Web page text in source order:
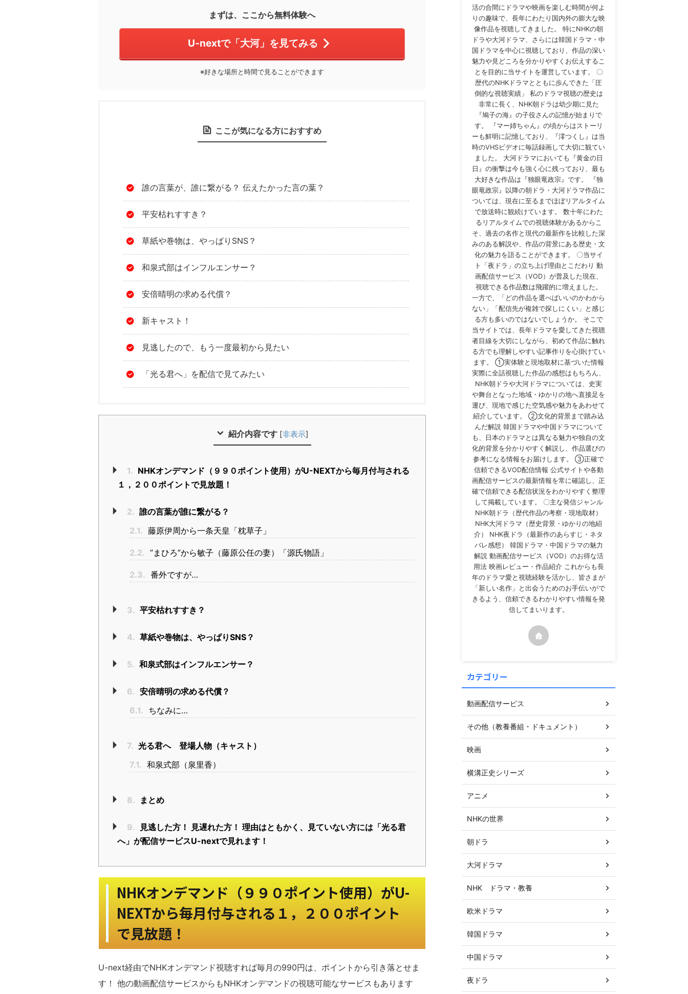
まずは、ここから無料体験へ
U-nextで「大河」を見てみる
※好きな場所と時間で見ることができます
ここが気になる方におすすめ
誰の言葉が、誰に繋がる？ 伝えたかった言の葉？
平安枯れすすき？
草紙や巻物は、やっぱりSNS？
和泉式部はインフルエンサー？
安倍晴明の求める代償？
新キャスト！
見逃したので、もう一度最初から見たい
「光る君へ」を配信で見てみたい
紹介内容です [非表示]
1. NHKオンデマンド（９９０ポイント使用）がU-NEXTから毎月付与される
１，２００ポイントで見放題！
2. 誰の言葉が誰に繋がる？
2.1. 藤原伊周から一条天皇「枕草子」
2.2. ”まひろ”から敏子（藤原公任の妻）「源氏物語」
2.3. 番外ですが…
3. 平安枯れすすき？
4. 草紙や巻物は、やっぱりSNS？
5. 和泉式部はインフルエンサー？
6. 安倍晴明の求める代償？
6.1. ちなみに…
7. 光る君へ 登場人物（キャスト）
7.1. 和泉式部（泉里香）
8. まとめ
9.
見逃した方！ 見遅れた方！ 理由はともかく、見ていない方には「光る君
へ」が配信サービスU-nextで見れます！
NHKオンデマンド（９９０ポイント使用）がU-
NEXTから毎月付与される１，２００ポイント
で見放題！
U-next経由でNHKオンデマンド視聴すれば毎月の990円は、ポイントから引き落とせま
す！ 他の動画配信サービスからもNHKオンデマンドの視聴可能なサービスもあります
活の合間にドラマや映画を楽しむ時間が何よ
りの趣味で、長年にわたり国内外の膨大な映
像作品を視聴してきました。 特にNHKの朝
ドラや大河ドラマ、さらには韓国ドラマ・中
国ドラマを中心に視聴しており、作品の深い
魅力や見どころを分かりやすくお伝えするこ
とを目的に当サイトを運営しています。 〇
歴代のNHKドラマとともに歩んできた「圧
倒的な視聴実績」 私のドラマ視聴の歴史は
非常に長く、NHK朝ドラは幼少期に見た
『鳩子の海』の子役さんの記憶が始まりで
す。 『マー姉ちゃん』の頃からはストーリ
ーも鮮明に記憶しており、『澪つくし』は当
時のVHSビデオに毎話録画して大切に観てい
ました。 大河ドラマにおいても『黄金の日
日』の衝撃は今も強く心に残っており、最も
大好きな作品は『独眼竜政宗』です。 『独
眼竜政宗』以降の朝ドラ・大河ドラマ作品に
ついては、現在に至るまでほぼリアルタイム
で放送時に観続けています。 数十年にわた
るリアルタイムでの視聴体験があるからこ
そ、過去の名作と現代の最新作を比較した深
みのある解説や、作品の背景にある歴史・文
化の魅力を語ることができます。 〇当サイ
ト「夜ドラ」の立ち上げ理由とこだわり 動
画配信サービス（VOD）が普及した現在、
視聴できる作品数は飛躍的に増えました。
一方で、「どの作品を選べばいいのかわから
ない」「配信先が複雑で探しにくい」と感じ
る方も多いのではないでしょうか。 そこで
当サイトでは、長年ドラマを愛してきた視聴
者目線を大切にしながら、初めて作品に触れ
る方でも理解しやすい記事作りを心掛けてい
ます。 ①実体験と現地取材に基づいた情報
実際に全話視聴した作品の感想はもちろん、
NHK朝ドラや大河ドラマについては、史実
や舞台となった地域・ゆかりの地へ直接足を
運び、現地で感じた空気感や魅力をあわせて
紹介しています。 ②文化的背景まで踏み込
んだ解説 韓国ドラマや中国ドラマについて
も、日本のドラマとは異なる魅力や独自の文
化的背景を分かりやすく解説し、作品選びの
参考になる情報をお届けします。 ③正確で
信頼できるVOD配信情報 公式サイトや各動
画配信サービスの最新情報を常に確認し、正
確で信頼できる配信状況をわかりやすく整理
して掲載しています。 〇主な発信ジャンル
NHK朝ドラ（歴代作品の考察・現地取材）
NHK大河ドラマ（歴史背景・ゆかりの地紹
介） NHK夜ドラ（最新作のあらすじ・ネタ
バレ感想） 韓国ドラマ・中国ドラマの魅力
解説 動画配信サービス（VOD）のお得な活
用法 映画レビュー・作品紹介 これからも長
年のドラマ愛と視聴経験を活かし、皆さまが
「新しい名作」と出会うためのお手伝いがで
きるよう、信頼できるわかりやすい情報を発
信してまいります。
カテゴリー
動画配信サービス
その他（教養番組・ドキュメント）
映画
横溝正史シリーズ
アニメ
NHKの世界
朝ドラ
大河ドラマ
NHK ドラマ・教養
欧米ドラマ
韓国ドラマ
中国ドラマ
夜ドラ